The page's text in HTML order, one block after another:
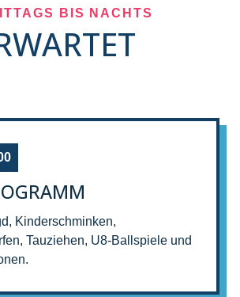
BIS NACHTS
Kinderschminken,
Tauziehen, U8-Ballspiele und